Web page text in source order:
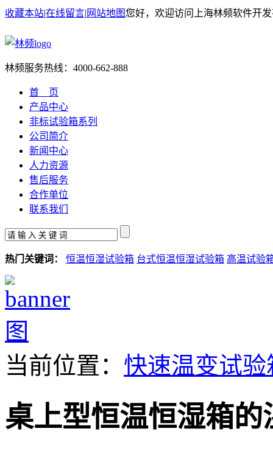
收藏本站|在线留言| 网站地图您好，欢迎访问上海林频软件开
林频服务热线： 4000-662-888
首 页
产品中心
非标试验箱系列
公司简介
新闻中心
人力资源
售后服务
合作单位
联系我们
热门关键词： 恒温恒湿试验箱 台式恒温恒湿试验箱 高温试验
当前位置： 快速温变试验
桌上型恒温恒湿箱